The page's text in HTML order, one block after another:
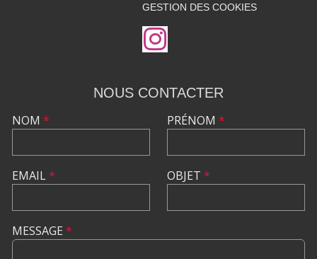
GESTION DES COOKIES
NOUS CONTACTER
NOM *
EMAIL*
PRÉNOM *
OBJET *
MESSAGE *